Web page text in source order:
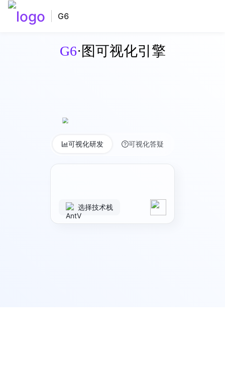
G6
G6·图可视化引擎
可视化研发 可视化答疑
选择技术栈